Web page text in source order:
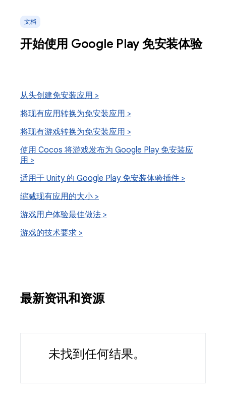
文档
开始使用 Google Play 免安装体验
从头创建免安装应用 >
将现有应用转换为免安装应用 >
将现有游戏转换为免安装应用 >
使用 Cocos 将游戏发布为 Google Play 免安装应
用 >
适用于 Unity 的 Google Play 免安装体验插件 >
缩减现有应用的大小 >
游戏用户体验最佳做法 >
游戏的技术要求 >
最新资讯和资源
未找到任何结果。